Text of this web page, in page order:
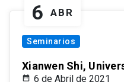
6 ABR
Seminarios
Xianwen Shi,
6 de Abril de 2021